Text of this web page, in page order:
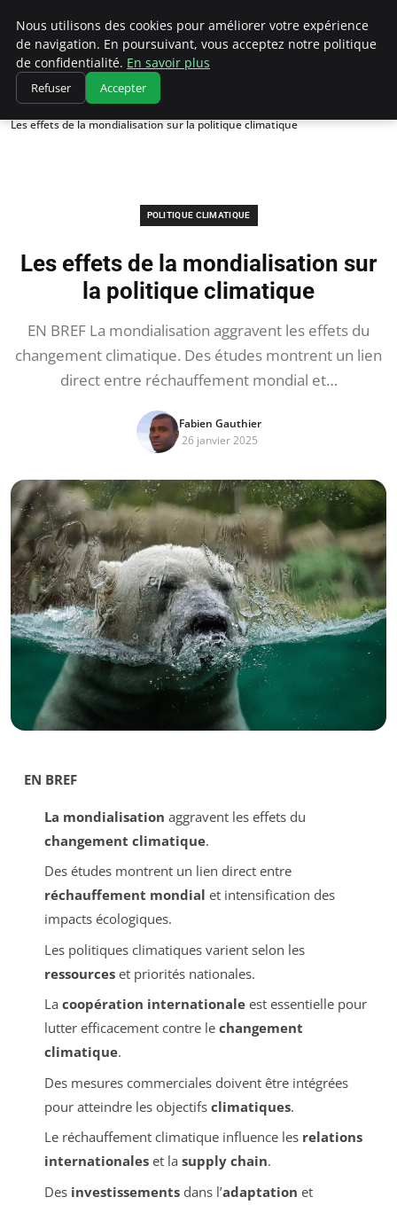
Climatedebtagents
Accueil
Politique climatique
Les effets de la mondialisation sur la politique climatique
POLITIQUE CLIMATIQUE
Les effets de la mondialisation sur
la politique climatique
EN BREF La mondialisation aggravent les effets du
changement climatique. Des études montrent un lien
direct entre réchauffement mondial et…
Fabien Gauthier
26 janvier 2025
EN BREF
La mondialisation aggravent les effets du
changement climatique.
Des études montrent un lien direct entre
réchauffement mondial et intensification des
impacts écologiques.
Les politiques climatiques varient selon les
ressourceset priorités nationales.
La coopération internationaleest essentielle pour
lutter efficacement contre le changement
climatique.
Des mesures commerciales doivent être intégrées
pour atteindre les objectifs climatiques.
Le réchauffement climatique influence les relations
internationaleset la supply chain.
Des investissementsdans l’adaptation et
Nous utilisons des cookies pour améliorer votre expérience
de navigation. En poursuivant, vous acceptez notre politique
de confidentialité. En savoir plus
Refuser Accepter